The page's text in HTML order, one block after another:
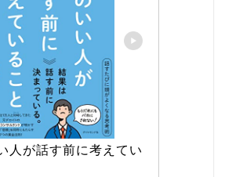
人が話す前に考えてい